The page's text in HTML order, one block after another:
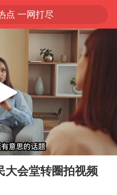
点 一网打尽
06:43
大会堂转圈拍视频